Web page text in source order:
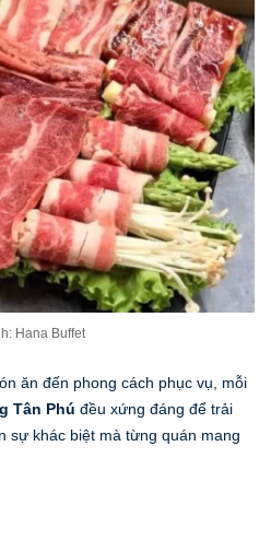
Hana Buffet
ăn đến phong cách phục vụ, mỗi
Tân Phú đều xứng đáng để trải
sự khác biệt mà từng quán mang